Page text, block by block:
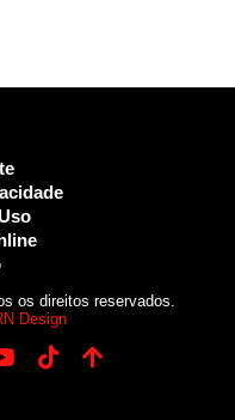
os direitos reservados.
Design